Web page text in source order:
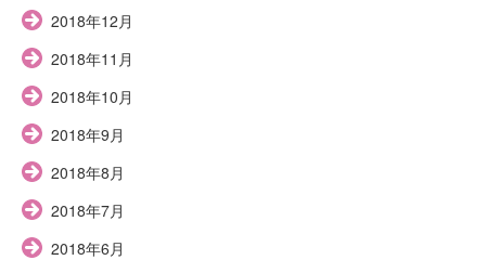
2018年12月
2018年11月
2018年10月
2018年9月
2018年8月
2018年7月
2018年6月